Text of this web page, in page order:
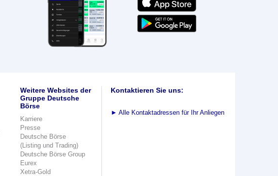
Weitere Websites der
Gruppe Deutsche
Börse
Karriere
Presse
Deutsche Börse
(Listing und Trading)
Deutsche Börse Group
Eurex
Xetra-Gold
Kontaktieren Sie uns:
► Alle Kontaktadressen für Ihr Anliegen